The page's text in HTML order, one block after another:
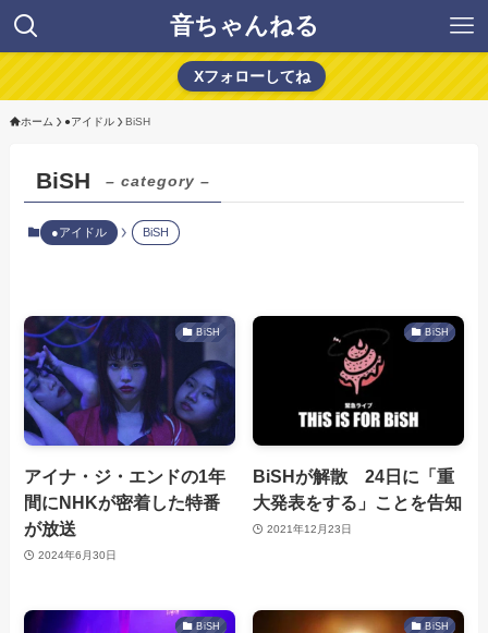
音ちゃんねる
Xフォローしてね
ホーム ●アイドル BiSH
BiSH – category –
●アイドル BiSH
BiSH
アイナ・ジ・エンドの1年
間にNHKが密着した特番
が放送
2024年6月30日
BiSH
BiSHが解散 24日に「重
大発表をする」ことを告知
2021年12月23日
BiSH BiSH